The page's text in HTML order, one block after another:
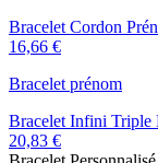
Bracelet Cordon
16,66 €
Bracelet prénom
Bracelet Infini Triple
20,83 €